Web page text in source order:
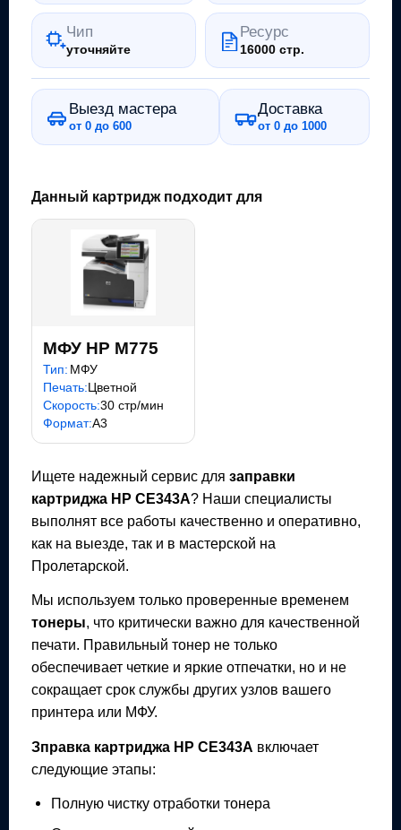
Чип
уточняйте
Ресурс
16000 стр.
Выезд мастера
от 0 до 600
Доставка
от 0 до 1000
Данный картридж подходит для
МФУ HP M775
Тип: МФУ
Печать:Цветной
Скорость:30 стр/мин
Формат:A3
Ищете надежный сервис для заправки
картриджа HP CE343A? Наши специалисты
выполнят все работы качественно и оперативно,
как на выезде, так и в мастерской на
Пролетарской.
Мы используем только проверенные временем
тонеры, что критически важно для качественной
печати. Правильный тонер не только
обеспечивает четкие и яркие отпечатки, но и не
сокращает срок службы других узлов вашего
принтера или МФУ.
Зправка картриджа HP CE343A включает
следующие этапы:
Полную чистку отработки тонера